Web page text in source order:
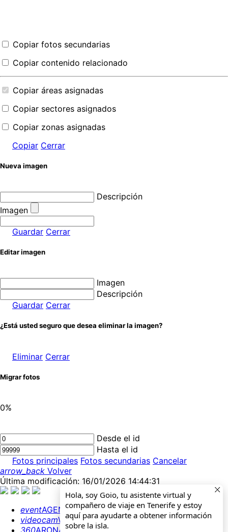
Hola, soy Goio, tu asistente virtual y
compañero de viaje en Tenerife y estoy
aquí para ayudarte a obtener información
sobre la isla.
Copiar fotos secundarias
Copiar contenido relacionado
Copiar áreas asignadas
Copiar sectores asignados
Copiar zonas asignadas
Copiar Cerrar
Nueva imagen
Descripción
Imagen
Guardar Cerrar
Editar imagen
Imagen
Descripción
Guardar Cerrar
¿Está usted seguro que desea eliminar la imagen?
Eliminar Cerrar
Migrar fotos
0%
Desde el id
Hasta el id
Fotos principales Fotos secundarias Cancelar
arrow_back Volver
Última modificación: 16/01/2026 14:44:31
eventAGENDA
videocamWEBCAMS
360ARONA 360º